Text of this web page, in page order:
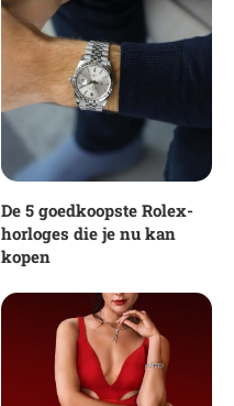
De 5 goedkoopste Rolex-
horloges die je nu kan
kopen